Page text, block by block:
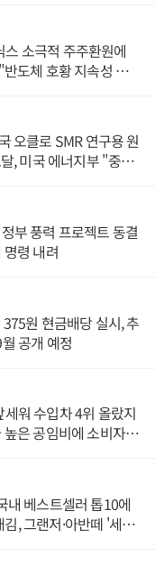
소극적 주주환원에
도체 호황 지속성 의
오클로 SMR 연구용 원
, 미국 에너지부 "중요
부 풍력 프로젝트 동결
령 내려
원 현금배당 실시, 추
공개 예정
워 수입차 4위 올랐지
높은 공임비에 소비자
내 베스트셀러 톱10에
, 그랜저·아반떼 '세단